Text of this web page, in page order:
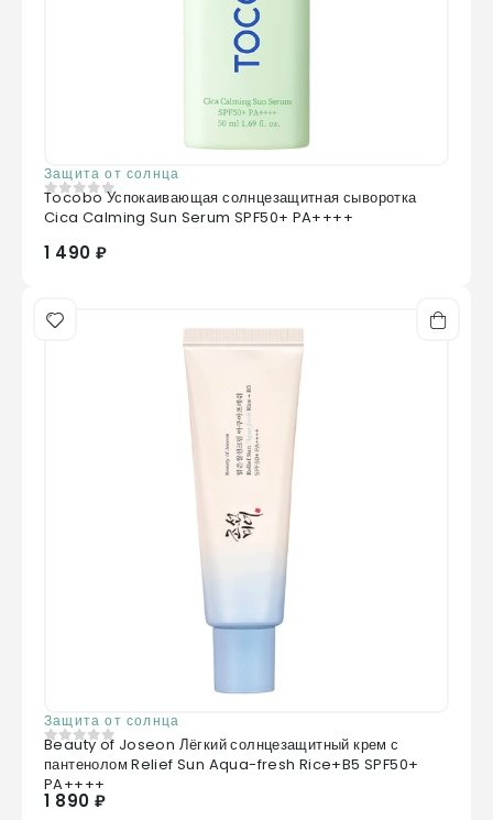
Защита от солнца
0 из 5
Tocobo Успокаивающая солнцезащитная сыворотка
Cica Calming Sun Serum SPF50+ PA++++
1 490 ₽
Защита от солнца
0 из 5
Beauty of Joseon Лёгкий солнцезащитный крем с
пантенолом Relief Sun Aqua-fresh Rice+B5 SPF50+
PA++++
1 890 ₽